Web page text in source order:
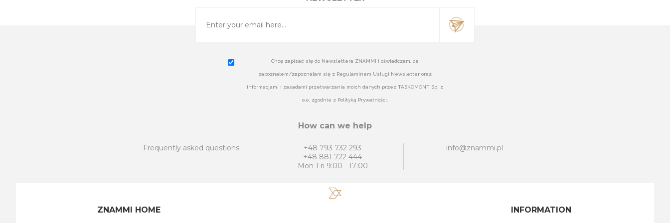
Chcę zapisać się do Newslettera ZNAMMI i oświadczam, że
zapoznałem/zapoznałam się z Regulaminem Usługi Newsletter oraz
informacjami i zasadami przetwarzania moich danych przez TASKOMONT Sp. z
o.o. zgodnie z Polityką Prywatności.
How can we help
Frequently asked questions
+48 793 732 293
+48 881 722 444
Mon-Fri 9:00 - 17:00
info@znammi.pl
ZNAMMI HOME INFORMATION